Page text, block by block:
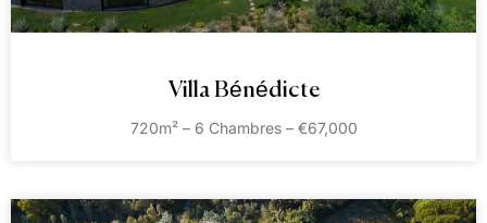
Villa Bénédicte
720m² – 6 Chambres – €67,000